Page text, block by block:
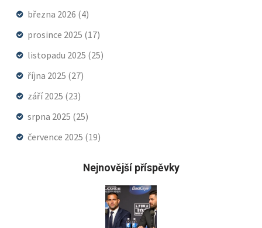
března 2026 (4)
prosince 2025 (17)
listopadu 2025 (25)
října 2025 (27)
září 2025 (23)
srpna 2025 (25)
července 2025 (19)
Nejnovější příspěvky